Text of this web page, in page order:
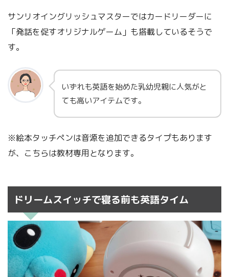
サンリオイングリッシュマスターではカードリーダーに
「発話を促すオリジナルゲーム」も搭載しているそうで
す。
いずれも英語を始めた乳幼児親に人気がと
ても高いアイテムです。
※絵本タッチペンは音源を追加できるタイプもあります
が、こちらは教材専用となります。
ドリームスイッチで寝る前も英語タイム